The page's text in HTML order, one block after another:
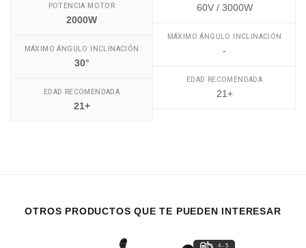
POTENCIA MOTOR
2000W
MÁXIMO ÁNGULO INCLINACIÓN
30°
EDAD RECOMENDADA
21+
60V / 3000W
MÁXIMO ÁNGULO INCLINACIÓN
-
EDAD RECOMENDADA
21+
OTROS PRODUCTOS QUE TE PUEDEN INTERESAR
4 - 5